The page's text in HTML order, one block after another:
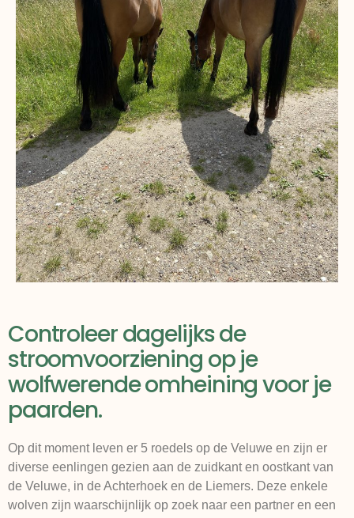
Controleer dagelijks de
stroomvoorziening op je
wolfwerende omheining voor je
paarden.
Op dit moment leven er 5 roedels op de Veluwe en zijn er
diverse eenlingen gezien aan de zuidkant en oostkant van
de Veluwe, in de Achterhoek en de Liemers. Deze enkele
wolven zijn waarschijnlijk op zoek naar een partner en een